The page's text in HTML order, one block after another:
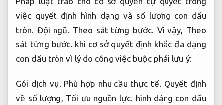
việc quyết định hình dạng và số lượng con dấu
tròn. Đội ngũ. Theo sát từng bước. Vì vậy, Theo
sát từng bước. khi cơ sở quyết định khắc đa dạng
con dấu tròn vì lý do công việc buộc phải lưu ý:
Gói dịch vụ. Phù hợp nhu cầu thực tế. Quyết định
về số lượng, Tối ưu nguồn lực. hình dáng con dấu